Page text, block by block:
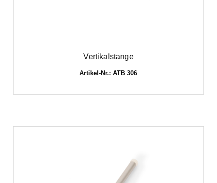
Vertikalstange
Artikel-Nr.: ATB 306